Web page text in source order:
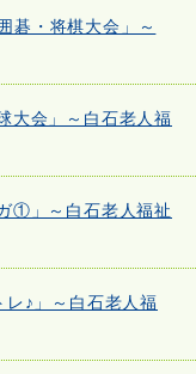
・将棋大会」～
会」～白石老人福
①」～白石老人福祉
♪」～白石老人福